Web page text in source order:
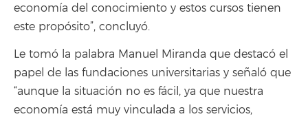
economía del conocimiento y estos cursos tienen
este propósito”, concluyó.
Le tomó la palabra Manuel Miranda que destacó el
papel de las fundaciones universitarias y señaló que
“aunque la situación no es fácil, ya que nuestra
economía está muy vinculada a los servicios,